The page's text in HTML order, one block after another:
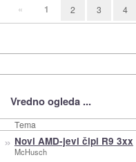
« 1 2 3 4
Vredno ogleda ...
Tema
» Novi AMD-jevi čipi R9 3xx
McHusch